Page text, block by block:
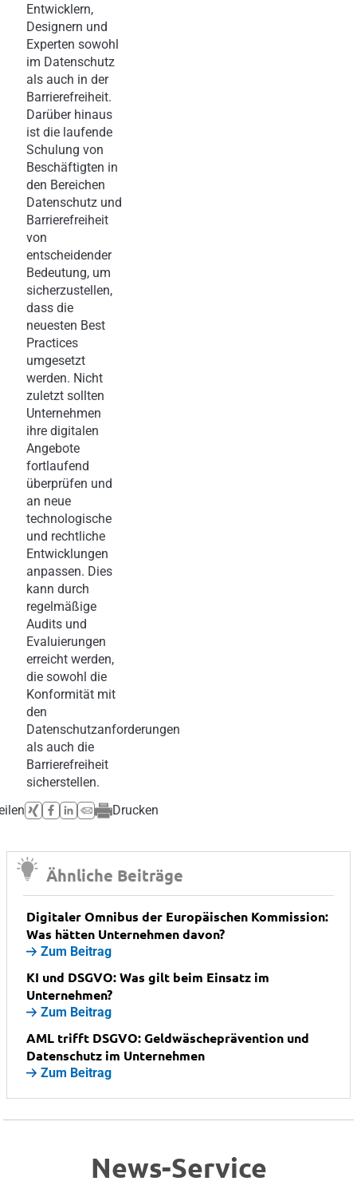
Entwicklern,
Designern und
Experten sowohl
im Datenschutz
als auch in der
Barrierefreiheit.
Darüber hinaus
ist die laufende
Schulung von
Beschäftigten in
den Bereichen
Datenschutz und
Barrierefreiheit
von
entscheidender
Bedeutung, um
sicherzustellen,
dass die
neuesten Best
Practices
umgesetzt
werden. Nicht
zuletzt sollten
Unternehmen
ihre digitalen
Angebote
fortlaufend
überprüfen und
an neue
technologische
und rechtliche
Entwicklungen
anpassen. Dies
kann durch
regelmäßige
Audits und
Evaluierungen
erreicht werden,
die sowohl die
Konformität mit
den
Datenschutzanforderungen
als auch die
Barrierefreiheit
sicherstellen.
Drucken
Ähnliche Beiträge
Digitaler Omnibus der Europäischen Kommission:
Was hätten Unternehmen davon?
Zum Beitrag
KI und DSGVO: Was gilt beim Einsatz im
Unternehmen?
Zum Beitrag
AML trifft DSGVO: Geldwäscheprävention und
Datenschutz im Unternehmen
Zum Beitrag
News-Service